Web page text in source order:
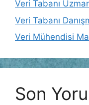
Veri Tabanı
Veri Tabanı
Veri Mühendisi
Son